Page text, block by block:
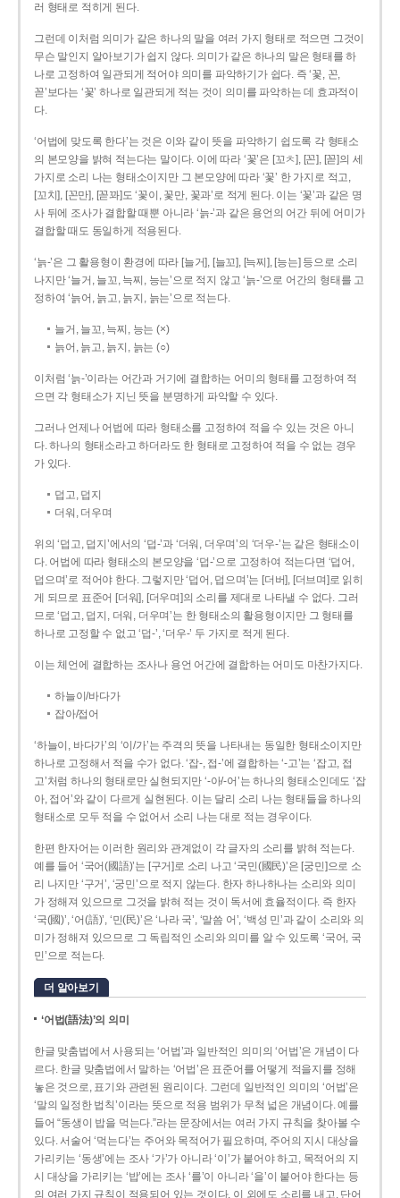
러 형태로 적히게 된다.
그런데 이처럼 의미가 같은 하나의 말을 여러 가지 형태로 적으면 그것이
무슨 말인지 알아보기가 쉽지 않다. 의미가 같은 하나의 말은 형태를 하
나로 고정하여 일관되게 적어야 의미를 파악하기가 쉽다. 즉 ‘꽃, 꼰,
꼳’보다는 ‘꽃’ 하나로 일관되게 적는 것이 의미를 파악하는 데 효과적이
다.
‘어법에 맞도록 한다’는 것은 이와 같이 뜻을 파악하기 쉽도록 각 형태소
의 본모양을 밝혀 적는다는 말이다. 이에 따라 ‘꽃’은 [꼬ㅊ], [꼰], [꼳]의 세
가지로 소리 나는 형태소이지만 그 본모양에 따라 ‘꽃’ 한 가지로 적고,
[꼬치], [꼰만], [꼳꽈]도 ‘꽃이, 꽃만, 꽃과’로 적게 된다. 이는 ‘꽃’과 같은 명
사 뒤에 조사가 결합할 때뿐 아니라 ‘늙-’과 같은 용언의 어간 뒤에 어미가
결합할 때도 동일하게 적용된다.
‘늙-’은 그 활용형이 환경에 따라 [늘거], [늘꼬], [늑찌], [능는] 등으로 소리
나지만 ‘늘거, 늘꼬, 늑찌, 능는’으로 적지 않고 ‘늙-’으로 어간의 형태를 고
정하여 ‘늙어, 늙고, 늙지, 늙는’으로 적는다.
늘거, 늘꼬, 늑찌, 능는 (×)
늙어, 늙고, 늙지, 늙는 (○)
이처럼 ‘늙-­’이라는 어간과 거기에 결합하는 어미의 형태를 고정하여 적
으면 각 형태소가 지닌 뜻을 분명하게 파악할 수 있다.
그러나 언제나 어법에 따라 형태소를 고정하여 적을 수 있는 것은 아니
다. 하나의 형태소라고 하더라도 한 형태로 고정하여 적을 수 없는 경우
가 있다.
덥고, 덥지
더워, 더우며
위의 ‘덥고, 덥지’에서의 ‘덥-­’과 ‘더워, 더우며’의 ‘더우-­’는 같은 형태소이
다. 어법에 따라 형태소의 본모양을 ‘덥-­’으로 고정하여 적는다면 ‘덥어,
덥으며’로 적어야 한다. 그렇지만 ‘덥어, 덥으며’는 [더버], [더브며]로 읽히
게 되므로 표준어 [더워], [더우며]의 소리를 제대로 나타낼 수 없다. 그러
므로 ‘덥고, 덥지, 더워, 더우며’는 한 형태소의 활용형이지만 그 형태를
하나로 고정할 수 없고 ‘덥-’, ‘더우-’ 두 가지로 적게 된다.
이는 체언에 결합하는 조사나 용언 어간에 결합하는 어미도 마찬가지다.
하늘이/바다가
잡아/접어
‘하늘이, 바다가’의 ‘이/가’는 주격의 뜻을 나타내는 동일한 형태소이지만
하나로 고정해서 적을 수가 없다. ‘잡-, 접-’에 결합하는 ‘-고’는 ‘잡고, 접
고’처럼 하나의 형태로만 실현되지만 ‘-아/-어’는 하나의 형태소인데도 ‘잡
아, 접어’와 같이 다르게 실현된다. 이는 달리 소리 나는 형태들을 하나의
형태소로 모두 적을 수 없어서 소리 나는 대로 적는 경우이다.
한편 한자어는 이러한 원리와 관계없이 각 글자의 소리를 밝혀 적는다.
예를 들어 ‘국어(國語)’는 [구거]로 소리 나고 ‘국민(國民)’은 [궁민]으로 소
리 나지만 ‘구거’, ‘궁민’으로 적지 않는다. 한자 하나하나는 소리와 의미
가 정해져 있으므로 그것을 밝혀 적는 것이 독서에 효율적이다. 즉 한자
‘국(國)’, ‘어(語)’, ‘민(民)’은 ‘나라 국’, ‘말씀 어’, ‘백성 민’과 같이 소리와 의
미가 정해져 있으므로 그 독립적인 소리와 의미를 알 수 있도록 ‘국어, 국
민’으로 적는다.
더 알아보기
‘어법(語法)’의 의미
한글 맞춤법에서 사용되는 ‘어법’과 일반적인 의미의 ‘어법’은 개념이 다
르다. 한글 맞춤법에서 말하는 ‘어법’은 표준어를 어떻게 적을지를 정해
놓은 것으로, 표기와 관련된 원리이다. 그런데 일반적인 의미의 ‘어법’은
‘말의 일정한 법칙’이라는 뜻으로 적용 범위가 무척 넓은 개념이다. 예를
들어 “동생이 밥을 먹는다.”라는 문장에서는 여러 가지 규칙을 찾아볼 수
있다. 서술어 ‘먹는다’는 주어와 목적어가 필요하며, 주어의 지시 대상을
가리키는 ‘동생’에는 조사 ‘가’가 아니라 ‘이’가 붙어야 하고, 목적어의 지
시 대상을 가리키는 ‘밥’에는 조사 ‘를’이 아니라 ‘을’이 붙어야 한다는 등
의 여러 가지 규칙이 적용되어 있는 것이다. 이 외에도 소리를 내고, 단어